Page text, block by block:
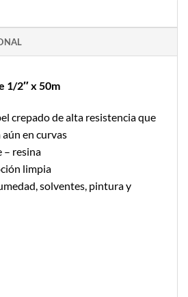
1/2″ x 50m
crepado de alta resistencia que
en curvas
– resina
limpia
solventes, pintura y